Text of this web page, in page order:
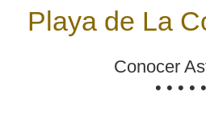
Playa de La
Conocer
• • • • •